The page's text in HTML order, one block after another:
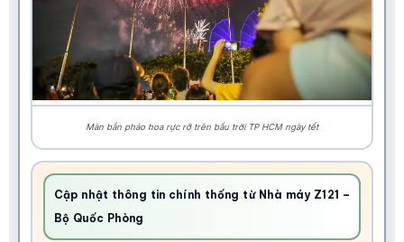
Màn bắn pháo hoa rực rỡ trên bầu trời TP HCM ngày tết
Cập nhật thông tin chính thống từ Nhà máy Z121 –
Bộ Quốc Phòng